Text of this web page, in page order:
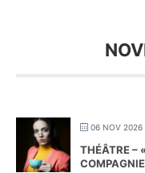
06 NOV 2026
THÉÂTRE –